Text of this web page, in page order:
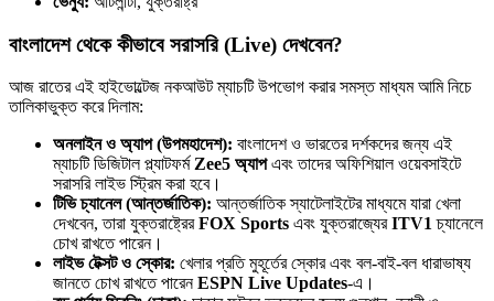
বাংলাদেশ থেকে কীভাবে সরাসরি (Live) দেখবেন?
আজ রাতের এই হাইভোল্টেজ নকআউট ম্যাচটি উপভোগ করার সমস্ত মাধ্যম আমি নিচে
তালিকাভুক্ত করে দিলাম:
অনলাইন ও অ্যাপ (উপমহাদেশ): বাংলাদেশ ও ভারতের দর্শকদের জন্য এই
ম্যাচটি ডিজিটাল প্ল্যাটফর্ম Zee5 অ্যাপএবং তাদের অফিশিয়াল ওয়েবসাইটে
সরাসরি লাইভ স্ট্রিম করা হবে।
টিভি চ্যানেল (আন্তর্জাতিক): আন্তর্জাতিক স্যাটেলাইটের মাধ্যমে যারা খেলা
দেখবেন, তারা যুক্তরাষ্ট্রেরFOX Sports এবং যুক্তরাজ্যেরITV1 চ্যানেলে
চোখ রাখতে পারেন।
লাইভ টেক্সট ও স্কোর: খেলার প্রতি মুহূর্তের স্কোর এবং বল-বাই-বল ধারাভাষ্য
জানতে চোখ রাখতে পারেনESPN Live Updates-এ।